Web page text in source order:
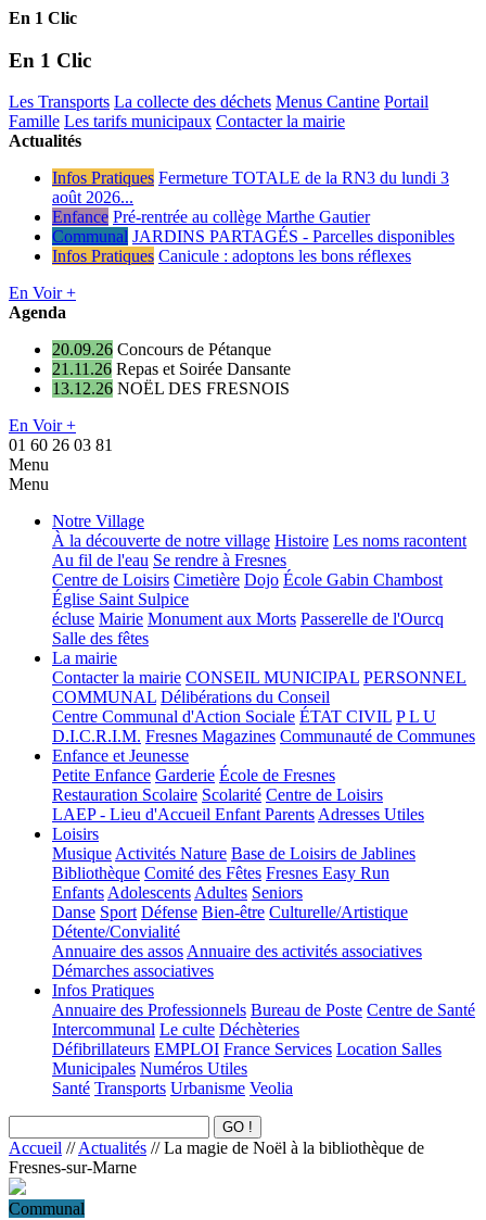
En 1 Clic
En 1 Clic
Les Transports La collecte des déchets Menus Cantine Portail
Famille Les tarifs municipaux Contacter la mairie
Actualités
Infos Pratiques Fermeture TOTALE de la RN3 du lundi 3
août 2026...
Enfance Pré-rentrée au collège Marthe Gautier
Communal JARDINS PARTAGÉS - Parcelles disponibles
Infos Pratiques Canicule : adoptons les bons réflexes
En Voir +
Agenda
20.09.26 Concours de Pétanque
21.11.26 Repas et Soirée Dansante
13.12.26 NOËL DES FRESNOIS
En Voir +
01 60 26 03 81
Menu
Menu
Notre Village
À la découverte de notre village Histoire Les noms racontent
Au fil de l'eau Se rendre à Fresnes
Centre de Loisirs Cimetière Dojo École Gabin Chambost
Église Saint Sulpice
écluse Mairie Monument aux Morts Passerelle de l'Ourcq
Salle des fêtes
La mairie
Contacter la mairie CONSEIL MUNICIPAL PERSONNEL
COMMUNAL Délibérations du Conseil
Centre Communal d'Action Sociale ÉTAT CIVIL P L U
D.I.C.R.I.M. Fresnes Magazines Communauté de Communes
Enfance et Jeunesse
Petite Enfance Garderie École de Fresnes
Restauration Scolaire Scolarité Centre de Loisirs
LAEP - Lieu d'Accueil Enfant ParentsAdresses Utiles
Loisirs
MusiqueActivités Nature Base de Loisirs de Jablines
Bibliothèque Comité des Fêtes Fresnes Easy Run
EnfantsAdolescentsAdultes Seniors
Danse Sport Défense Bien-être Culturelle/Artistique
Détente/Convialité
Annuaire des assosAnnuaire des activités associatives
Démarches associatives
Infos Pratiques
Annuaire des Professionnels Bureau de Poste Centre de Santé
Intercommunal Le culte Déchèteries
Défibrillateurs EMPLOI France Services Location Salles
Municipales Numéros Utiles
Santé Transports Urbanisme Veolia
Accueil //Actualités // La magie de Noël à la bibliothèque de
Fresnes-sur-Marne
Communal